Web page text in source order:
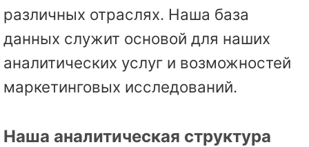
различных отраслях. Наша база
данных служит основой для наших
аналитических услуг и возможностей
маркетинговых исследований.
Наша аналитическая структура